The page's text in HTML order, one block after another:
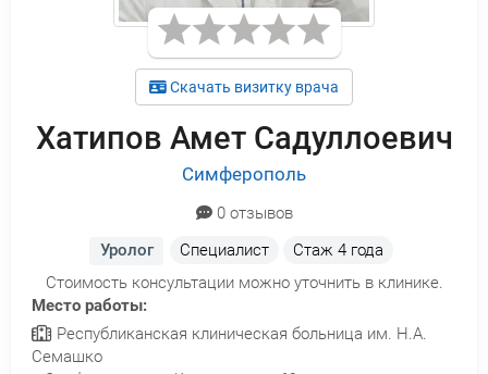
Скачать визитку врача
Хатипов Амет Садуллоевич
Симферополь
0 отзывов
Уролог
Специалист Стаж 4 года
Стоимость консультации можно уточнить в клинике.
Место работы:
Республиканская клиническая больница им. Н.А.
Семашко